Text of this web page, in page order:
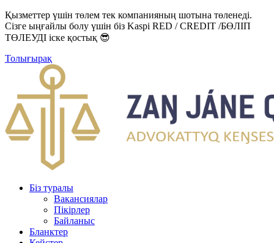
Қызметтер үшін төлем тек компанияның шотына төленеді.
Сізге ыңғайлы болу үшін біз Kaspi RED / CREDIT /БӨЛІП
ТӨЛЕУДІ іске қостық 😎
Толығырақ
Біз туралы
Вакансиялар
Пікірлер
Байланыс
Бланктер